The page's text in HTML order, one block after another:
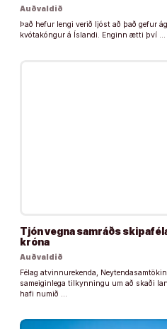
Auðvaldið
Það hefur lengi verið ljóst að það gefur
kvótakóngur á Íslandi. Enginn ætti því …
Tjón vegna samráðs
króna
Auðvaldið
Félag atvinnurekenda,
sameiginlega tilkynningu um að skaði
hafi numið …